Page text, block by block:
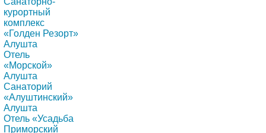
курортный
комплекс
«Голден Резорт»
Алушта
Отель
«Морской»
Алушта
Санаторий
«Алуштинский»
Алушта
Отель «Усадьба
Приморский